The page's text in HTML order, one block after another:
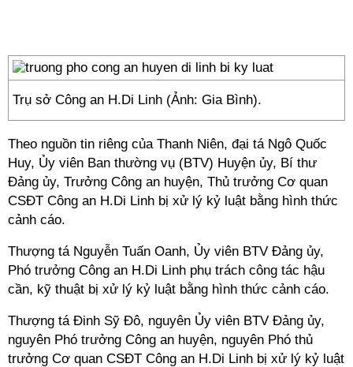
Trụ sở Công an H.Di Linh (Ảnh: Gia Bình).
Theo nguồn tin riêng của Thanh Niên, đại tá Ngô Quốc
Huy, Ủy viên Ban thường vụ (BTV) Huyện ủy, Bí thư
Đảng ủy, Trưởng Công an huyện, Thủ trưởng Cơ quan
CSĐT Công an H.Di Linh bị xử lý kỷ luật bằng hình thức
cảnh cáo.
Thượng tá Nguyễn Tuấn Oanh, Ủy viên BTV Đảng ủy,
Phó trưởng Công an H.Di Linh phụ trách công tác hậu
cần, kỹ thuật bị xử lý kỷ luật bằng hình thức cảnh cáo.
Thượng tá Đinh Sỹ Đô, nguyên Ủy viên BTV Đảng ủy,
nguyên Phó trưởng Công an huyện, nguyên Phó thủ
trưởng Cơ quan CSĐT Công an H.Di Linh bị xử lý kỷ luật